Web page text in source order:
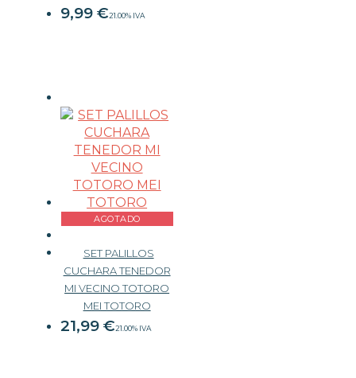
9,99 €21.00% IVA
AGOTADO
SET PALILLOS
CUCHARA TENEDOR
MI VECINO TOTORO
MEI TOTORO
21,99 €21.00% IVA